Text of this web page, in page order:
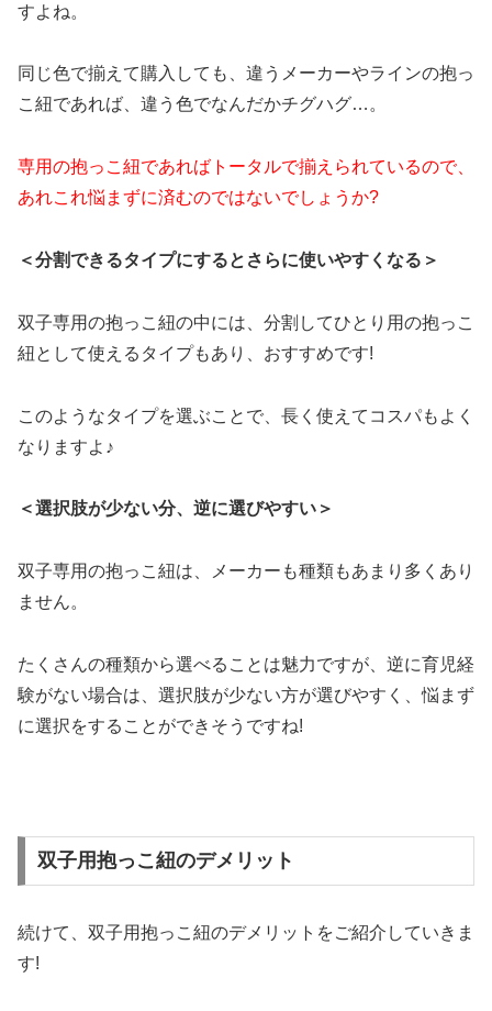
すよね。
同じ色で揃えて購入しても、違うメーカーやラインの抱っ
こ紐であれば、違う色でなんだかチグハグ…。
専用の抱っこ紐であればトータルで揃えられているので、
あれこれ悩まずに済むのではないでしょうか?
＜分割できるタイプにするとさらに使いやすくなる＞
双子専用の抱っこ紐の中には、分割してひとり用の抱っこ
紐として使えるタイプもあり、おすすめです!
このようなタイプを選ぶことで、長く使えてコスパもよく
なりますよ♪
＜選択肢が少ない分、逆に選びやすい＞
双子専用の抱っこ紐は、メーカーも種類もあまり多くあり
ません。
たくさんの種類から選べることは魅力ですが、逆に育児経
験がない場合は、選択肢が少ない方が選びやすく、悩まず
に選択をすることができそうですね!
双子用抱っこ紐のデメリット
続けて、双子用抱っこ紐のデメリットをご紹介していきま
す!